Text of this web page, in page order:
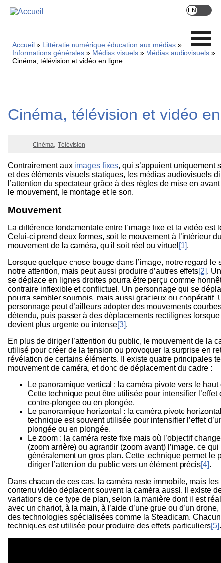
Accueil
Littératie numérique éducation aux médias
Informations générales
Médias visuels
Médias audiovisuels
Cinéma, télévision et vidéo en ligne
Cinéma, télévision et vidéo
Cinéma Télévision
Contrairement aux images fixes, qui s’appuient uniquement
et des éléments visuels statiques, les médias audiovisuels
l’attention du spectateur grâce à des règles de mise en
le mouvement, le montage et le son.
Mouvement
La différence fondamentale entre l’image fixe et la vidéo est
Celui-ci prend deux formes, soit le mouvement à l’intérieur
mouvement de la caméra, qu’il soit réel ou virtuel [1].
Lorsque quelque chose bouge dans l’image, notre regard le
notre attention, mais peut aussi produire d’autres effets[2].
se déplace en lignes droites pourra être perçu comme
contraire inflexible et conflictuel. Un personnage qui se
pourra sembler sournois, mais aussi gracieux ou coopératif.
personnage peut d’ailleurs adopter des mouvements
détendu, puis passer à des déplacements rectilignes
devient plus urgente ou intense[3].
En plus de diriger l’attention du public, le mouvement de la
utilisé pour créer de la tension ou provoquer la surprise en
révélation de certains éléments. Il existe quatre principales
mouvement de caméra, et donc de déplacement du cadre :
Le panoramique vertical : la caméra pivote vers le haut
Cette technique peut être utilisée pour intensifier l’effet
contre-plongée ou en plongée.
Le panoramique horizontal : la caméra pivote
technique est souvent utilisée pour intensifier l’effet
plongée ou en plongée.
Le zoom : la caméra reste fixe mais où l’objectif
(zoom arrière) ou agrandir (zoom avant) l’image, ce qui
généralement un gros plan. Cette technique permet le
diriger l’attention du public vers un élément précis[4].
Dans chacun de ces cas, la caméra reste immobile, mais les
contenu vidéo déplacent souvent la caméra aussi. Il existe
variations de ce type de plan, selon la manière dont il est
avec un chariot, à la main, à l’aide d’une grue ou d’un
des technologies spécialisées comme la Steadicam.
techniques est utilisée pour produire des effets particuliers[5].